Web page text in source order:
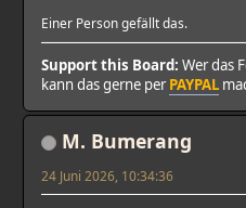
Einer Person gefällt das.
Support this Board: Wer das
kann das gerne perPAYPAL
M. Bumerang
24 Juni 2026, 10:34:36